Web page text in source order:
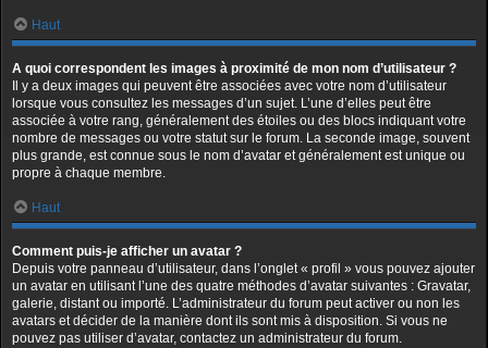
Haut
A quoi correspondent les images à proximité de mon nom d’utilisateur ?
Il y a deux images qui peuvent être associées avec votre nom d’utilisateur
lorsque vous consultez les messages d’un sujet. L’une d’elles peut être
associée à votre rang, généralement des étoiles ou des blocs indiquant votre
nombre de messages ou votre statut sur le forum. La seconde image, souvent
plus grande, est connue sous le nom d’avatar et généralement est unique ou
propre à chaque membre.
Haut
Comment puis-je afficher un avatar ?
Depuis votre panneau d’utilisateur, dans l’onglet « profil » vous pouvez ajouter
un avatar en utilisant l’une des quatre méthodes d’avatar suivantes : Gravatar,
galerie, distant ou importé. L’administrateur du forum peut activer ou non les
avatars et décider de la manière dont ils sont mis à disposition. Si vous ne
pouvez pas utiliser d’avatar, contactez un administrateur du forum.